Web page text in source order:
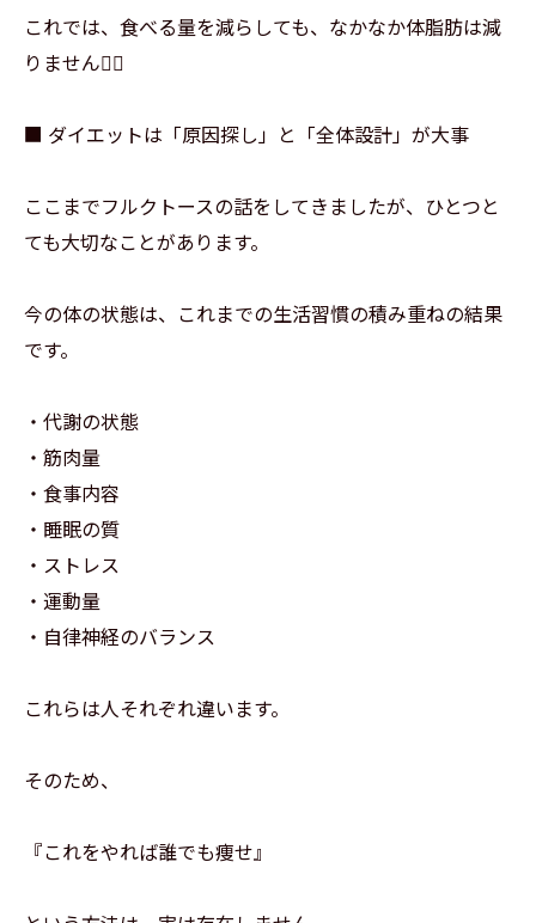
これでは、食べる量を減らしても、なかなか体脂肪は減
りません🙅‍♀️
■ ダイエットは「原因探し」と「全体設計」が大事
ここまでフルクトースの話をしてきましたが、ひとつと
ても大切なことがあります。
今の体の状態は、これまでの生活習慣の積み重ねの結果
です。
・代謝の状態
・筋肉量
・食事内容
・睡眠の質
・ストレス
・運動量
・自律神経のバランス
これらは人それぞれ違います。
そのため、
『これをやれば誰でも痩せ』